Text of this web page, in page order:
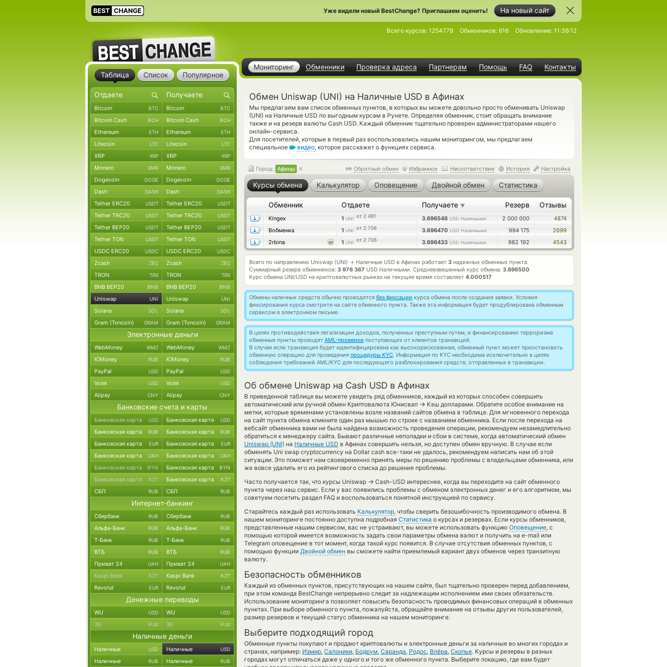
На новый сайт
Уже видели новый BestChange? Приглашаем оценить!
Мониторинг Обменники Проверка адреса Партнерам Помощь FAQ Контакты
Всего курсов: 1254778 Обменников: 616 Обновление: 11:36:12
Обмен Uniswap (UNI) на Наличные USD в Афинах
Мы предлагаем вам список обменных пунктов, в которых вы можете довольно просто обменивать Uniswap
(UNI) на Наличные USD по выгодным курсам в Рунете. Определяя обменник, стоит обращать внимание
также и на резерв валюты Cash USD. Каждый обменник тщательно проверен администраторами нашего
онлайн-сервиса.
Для посетителей, которые в первый раз воспользовались нашим мониторингом, мы предлагаем
специальное
видео, которое расскажет о функциях сервиса.
Обратный обмен Избранное Несоответствие История Настройка
Город: Афины
Курсы обмена Калькулятор Оповещение Двойной обмен Статистика
Обменник Отдаете Получаете ▼ Резерв Отзывы
Kingex 1 UNI от 2 491 3.696548 USD Наличными 2 000 000
4874
Вобменка
1 UNI от 2 706 3.696470 USD Наличными 994 175
2699
2rbina
1 UNI от 2 706 3.696433 USD Наличными 982 192 4543
Всего по направлению Uniswap (UNI) → Наличные USD в Афинах работает 3 надежных обменных пункта.
Суммарный резерв обменников: 3 976 367 USD Наличными. Средневзвешенный курс обмена: 3.696500
Курс обмена UNI/USD на криптовалютных рынках на текущее время составляет 4.000517
Обмены наличных средств обычно проводятся без фиксации курса обмена после создания заявки. Условия
фиксирования курса смотрите на сайте обменного пункта. Также эта информация будет продублирована обменным
сервисом в электронном письме.
В целях противодействия легализации доходов, полученных преступным путем, и финансированию терроризма
обменные пункты проводят AML-проверки поступающих от клиентов транзакций.
В случае если транзакция будет идентифицирована как высокорискованная, обменный пункт может приостановить
обменную операцию для проведения процедуры KYC. Информация по KYC необходима исключительно в целях
соблюдения требований AML/KYC для последующего разблокирования средств, отправленных в транзакции.
Об обмене Uniswap на Cash USD в Афинах
В приведенной таблице вы можете увидеть ряд обменников, каждый из которых способен совершить
автоматический или ручной обмен Криптовалюта Юнисвап → Кэш долларами. Обратите особое внимание на
метки, которые временами установлены возле названий сайтов обмена в таблице. Для мгновенного перехода
на сайт пункта обмена кликните один раз мышью по строке с названием обменника. Если после перехода на
вебсайт обменника вами не была найдена возможность проведения операции, рекомендуем незамедлительно
обратиться к менеджеру сайта. Бывают различные неполадки и сбои в системе, когда автоматический обмен
Uniswap (UNI) на Наличные USD в Афинах совершить нельзя, но доступен обмен вручную. В случае если
обменять Uni swap cryptocurrency на Dollar cash все-таки не удалось, рекомендуем написать нам об этой
ситуации. Это поможет нам своевременно принять меры по решению проблемы с владельцами обменника, или
же вовсе удалить его из рейтингового списка до решения проблемы.
Часто получается так, что курсы Uniswap → Cash-USD интереснее, когда вы переходите на сайт обменного
пункта через наш сервис. Если у вас появились проблемы с обменом электронных денег и его алгоритмом, мы
советуем посетить раздел FAQ и воспользоваться понятной инструкцией по сервису.
Старайтесь каждый раз использовать Калькулятор, чтобы сверить безошибочность производимого обмена. В
нашем мониторинге постоянно доступна подробная Статистика о курсах и резервах. Если курсы обменников,
представленные нашим сервисом, вас не устраивают, вы можете использовать функцию Оповещение, с
помощью которой имеется возможность задать свои параметры обмена валют и получить на e-mail или
Telegram оповещение в тот момент, когда такой курс появится. В случае отсутствия обменных пунктов, с
помощью функции Двойной обмен вы сможете найти приемлемый вариант двух обменов через транзитную
валюту.
Безопасность обменников
Каждый из обменных пунктов, присутствующих на нашем сайте, был тщательно проверен перед добавлением,
при этом команда BestChange непрерывно следит за надлежащим исполнением ими своих обязательств.
Использование мониторинга позволяет повысить безопасность проводимых финансовых операций в обменных
пунктах. При выборе обменного пункта, пожалуйста, обращайте внимание на отзывы других пользователей,
размер резервов и текущий статус обменника на нашем мониторинге.
Выберите подходящий город
Обменные пункты покупают и продают криптовалюты и электронные деньги за наличные во многих городах и
странах, например: Измир, Салоники, Бодрум, Саранда, Родос, Влёра, Скопье. Курсы и резервы в разных
городах могут отличаться даже у одного и того же обменного пункта. Выберите локацию, где вам будет
Таблица Список Популярное
Bitcoin BTC Bitcoin BTC
Bitcoin Cash BCH Bitcoin Cash BCH
Ethereum ETH Ethereum ETH
Litecoin LTC Litecoin LTC
XRP XRP XRP XRP
Monero XMR Monero XMR
Dogecoin DOGE Dogecoin DOGE
Dash DASH Dash DASH
Tether ERC20 USDT Tether ERC20 USDT
Tether TRC20 USDT Tether TRC20 USDT
Tether BEP20 USDT Tether BEP20 USDT
Tether TON USDT Tether TON USDT
USDC ERC20 USDC USDC ERC20 USDC
Zcash ZEC Zcash ZEC
TRON TRX TRON TRX
BNB BEP20 BNB BNB BEP20 BNB
Uniswap UNI Uniswap UNI
Solana SOL Solana SOL
Gram (Toncoin) GRAM Gram (Toncoin) GRAM
Электронные деньги
WebMoney WMZ WebMoney WMZ
ЮMoney RUB ЮMoney RUB
PayPal USD PayPal USD
Volet USD Volet USD
Alipay CNY Alipay CNY
Банковские счета и карты
Банковская карта USD Банковская карта USD
Банковская карта RUB Банковская карта RUB
Банковская карта EUR Банковская карта EUR
Банковская карта UAH Банковская карта UAH
Банковская карта BYN Банковская карта BYN
Банковская карта KZT Банковская карта KZT
СБП RUB СБП RUB
Интернет-банкинг
Сбербанк RUB Сбербанк RUB
Альфа-Банк RUB Альфа-Банк RUB
Т-Банк RUB Т-Банк RUB
ВТБ RUB ВТБ RUB
Приват 24 UAH Приват 24 UAH
Kaspi Bank KZT Kaspi Bank KZT
Revolut EUR Revolut EUR
Денежные переводы
WU USD WU USD
ЗК RUB ЗК RUB
Наличные деньги
Наличные USD Наличные USD
Наличные RUB Наличные RUB